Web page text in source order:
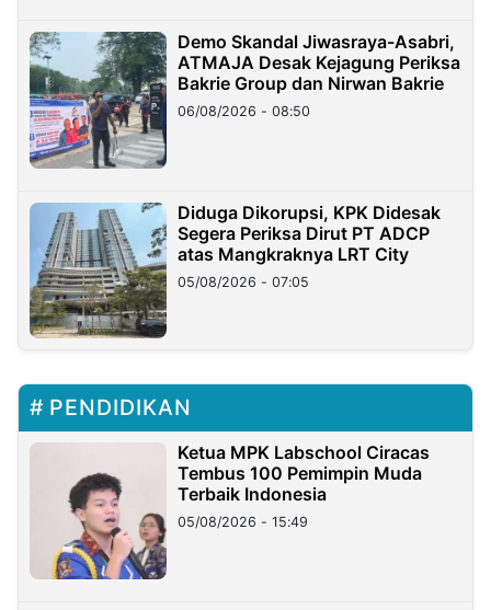
Demo Skandal Jiwasraya-Asabri,
ATMAJA Desak Kejagung Periksa
Bakrie Group dan Nirwan Bakrie
06/08/2026 - 08:50
Diduga Dikorupsi, KPK Didesak
Segera Periksa Dirut PT ADCP
atas Mangkraknya LRT City
05/08/2026 - 07:05
PENDIDIKAN
Ketua MPK Labschool Ciracas
Tembus 100 Pemimpin Muda
Terbaik Indonesia
05/08/2026 - 15:49